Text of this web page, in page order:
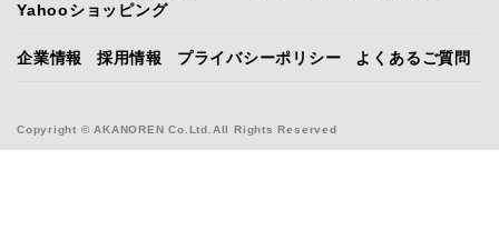
Copyright © AKANOREN Co.Ltd.All Rights Reserved
Yahooショッピング
企業情報 採用情報 プライバシーポリシー よくあるご質問